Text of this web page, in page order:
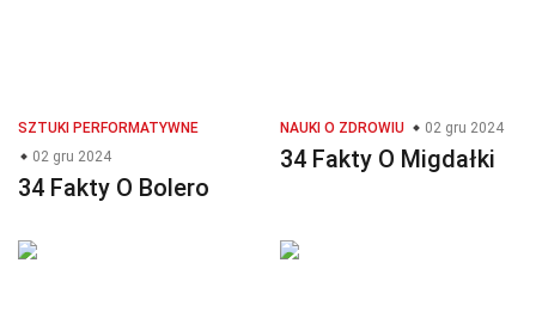
SZTUKI PERFORMATYWNE
02 gru 2024
34 Fakty O Bolero
NAUKI O ZDROWIU 02 gru 2024
34 Fakty O Migdałki